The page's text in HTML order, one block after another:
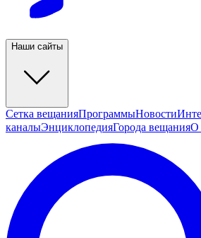
Наши сайты
Сетка вещанияПрограммыНовости
каналыЭнциклопедияГорода вещанияО